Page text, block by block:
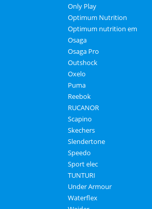
Only Play
Optimum Nutrition
Optimum nutrition em
Osaga
Osaga Pro
Outshock
Oxelo
Puma
Reebok
RUCANOR
Scapino
Skechers
Slendertone
Speedo
Sport elec
TUNTURI
Under Armour
Waterflex